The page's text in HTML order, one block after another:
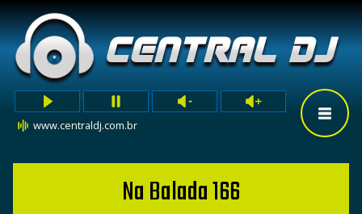
www.centraldj.com.br
Na Balada 166